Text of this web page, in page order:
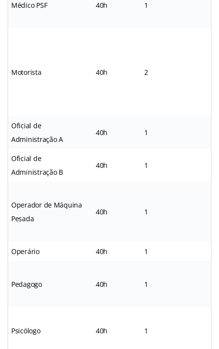
Médico PSF 40h 1
Motorista 40h 2
Oficial de
Administração A
40h 1
Oficial de
Administração B
40h 1
Operador de Máquina
Pesada
40h 1
Operário 40h 1
Pedagogo 40h 1
Psicólogo 40h 1